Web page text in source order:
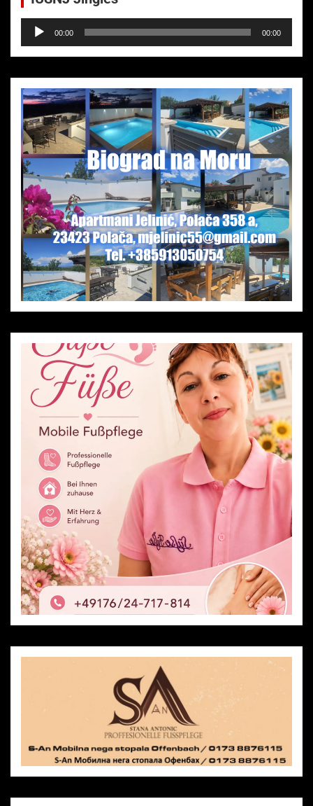
Audio-
Player
00:00 00:00